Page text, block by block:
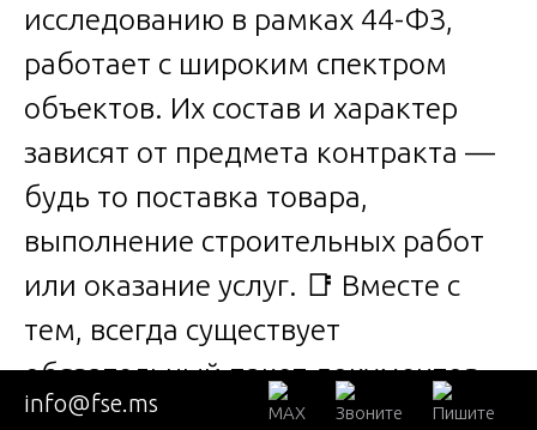
исследованию в рамках 44-ФЗ,
работает с широким спектром
объектов. Их состав и характер
зависят от предмета контракта —
будь то поставка товара,
выполнение строительных работ
или оказание услуг. 📑 Вместе с
тем, всегда существует
обязательный пакет документов,
без которого экспертиза не может
info@fse.ms